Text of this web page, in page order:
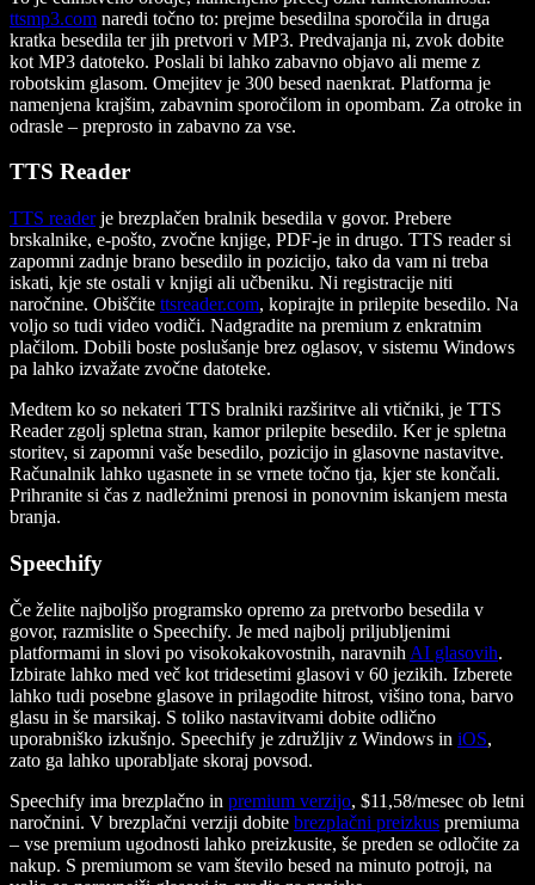
ttsmp3.com naredi točno to: prejme besedilna sporočila in druga
kratka besedila ter jih pretvori v MP3. Predvajanja ni, zvok dobite
kot MP3 datoteko. Poslali bi lahko zabavno objavo ali meme z
robotskim glasom. Omejitev je 300 besed naenkrat. Platforma je
namenjena krajšim, zabavnim sporočilom in opombam. Za otroke in
odrasle – preprosto in zabavno za vse.
TTS Reader
TTS readerje brezplačen bralnik besedila v govor. Prebere
brskalnike, e-pošto, zvočne knjige, PDF-je in drugo. TTS reader si
zapomni zadnje brano besedilo in pozicijo, tako da vam ni treba
iskati, kje ste ostali v knjigi ali učbeniku. Ni registracije niti
naročnine. Obiščite ttsreader.com, kopirajte in prilepite besedilo. Na
voljo so tudi video vodiči. Nadgradite na premium z enkratnim
plačilom. Dobili boste poslušanje brez oglasov, v sistemu Windows
pa lahko izvažate zvočne datoteke.
Medtem ko so nekateri TTS bralniki razširitve ali vtičniki, je TTS
Reader zgolj spletna stran, kamor prilepite besedilo. Ker je spletna
storitev, si zapomni vaše besedilo, pozicijo in glasovne nastavitve.
Računalnik lahko ugasnete in se vrnete točno tja, kjer ste končali.
Prihranite si čas z nadležnimi prenosi in ponovnim iskanjem mesta
branja.
Speechify
Če želite najboljšo programsko opremo za pretvorbo besedila v
govor, razmislite o Speechify. Je med najbolj priljubljenimi
platformami in slovi po visokokakovostnih, naravnih AI glasovih.
Izbirate lahko med več kot tridesetimi glasovi v 60 jezikih. Izberete
lahko tudi posebne glasove in prilagodite hitrost, višino tona, barvo
glasu in še marsikaj. S toliko nastavitvami dobite odlično
uporabniško izkušnjo. Speechify je združljiv z Windows in iOS,
zato ga lahko uporabljate skoraj povsod.
Speechify ima brezplačno in premium verzijo, $11,58/mesec ob letni
naročnini. V brezplačni verziji dobite brezplačni preizkus premiuma
– vse premium ugodnosti lahko preizkusite, še preden se odločite za
nakup. S premiumom se vam število besed na minuto potroji, na